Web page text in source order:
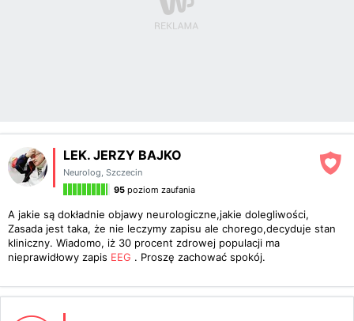
LEK. JERZY BAJKO
Neurolog, Szczecin
95 poziom zaufania
A jakie są dokładnie objawy neurologiczne,jakie dolegliwości,
Zasada jest taka, że nie leczymy zapisu ale chorego,decyduje stan
kliniczny. Wiadomo, iż 30 procent zdrowej populacji ma
nieprawidłowy zapis EEG . Proszę zachować spokój.